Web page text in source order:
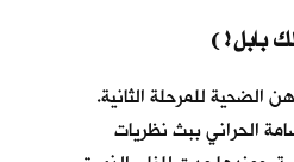
الضحية للمرحلة الثانية.
الحراني ببث نظريات